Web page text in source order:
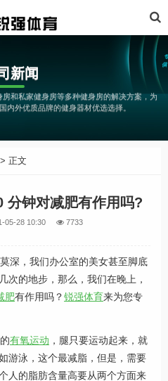
新闻
和私家健身房等多种健身房的解决方案，为
内外优质品牌的健身器材优选选择。
> 正文
分钟对减肥有作用吗?
05-28 10:30 7733
深，我们办公室的美女甚至脚底
次的地步，那么，我们在晚上，
肥有作用吗？锐强体育来为您专
有氧运动 ，腿只要运动起来，就
游泳，这个最减脂，但是，需要
人的脂肪含量高要从两个方面来